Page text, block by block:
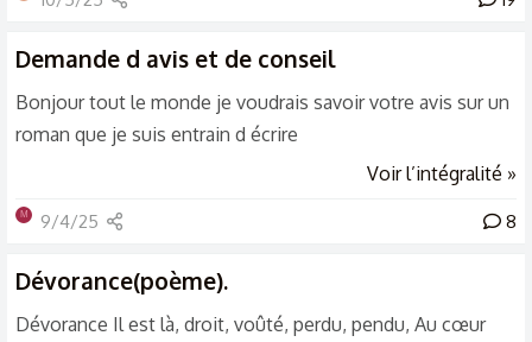
s'est accrue. Ignorant la douleur, niant l'horreur profonde,
immonde. À travers l'osuaire, leur chemin se fraie, entre...
Demande d avis et de conseil
Bonjour tout le monde je voudrais savoir votre avis sur un
roman que je suis entrain d écrire
Voir l’intégralité »
M 9/4/25 8
Dévorance(poème).
Dévorance Il est là, droit, voûté, perdu, pendu, Au cœur